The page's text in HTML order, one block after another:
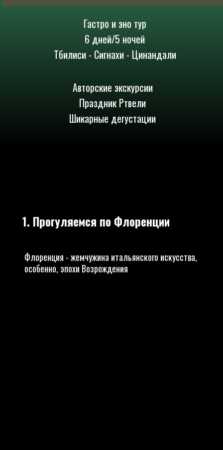
Гастро и эно тур
6 дней/5 ночей
Тбилиси - Сигнахи - Цинандали
Авторские экскурсии
Праздник Ртвели
Шикарные дегустации
1. Прогуляемся по Флоренции
Флоренция - жемчужина итальянского искусства,
особенно, эпохи Возрождения